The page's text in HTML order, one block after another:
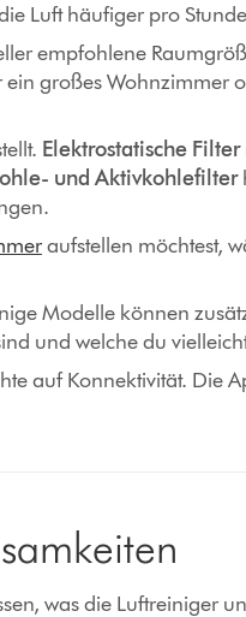
Luft häufiger pro
empfohlene
großes Wohnzimmer
Elektrostatische Filter
und Aktivkohlefilter
aufstellen möchtest,
Modelle können
und welche du
auf Konnektivität. Die
was die Luftreiniger